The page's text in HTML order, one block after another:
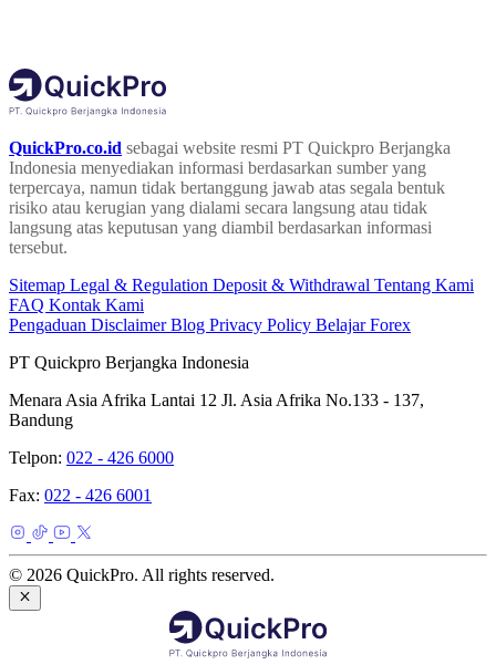
QuickPro.co.id sebagai website resmi PT Quickpro Berjangka
Indonesia menyediakan informasi berdasarkan sumber yang
terpercaya, namun tidak bertanggung jawab atas segala bentuk
risiko atau kerugian yang dialami secara langsung atau tidak
langsung atas keputusan yang diambil berdasarkan informasi
tersebut.
Sitemap Legal & Regulation Deposit & Withdrawal Tentang Kami
FAQ Kontak Kami
Pengaduan DisclaimerBlog Privacy Policy Belajar Forex
PT Quickpro Berjangka Indonesia
Menara Asia Afrika Lantai 12 Jl. Asia Afrika No.133 - 137,
Bandung
Telpon: 022 - 426 6000
Fax: 022 - 426 6001
© 2026 QuickPro. All rights reserved.